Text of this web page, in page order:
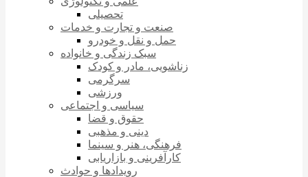
تحصیلی
صنعت و تجارت و خدمات
حمل و نقل و خودرو
سبک زندگی و خانواده
زناشویی، مادر و کودک
سرگرمی
ورزشی
سیاسی و اجتماعی
حقوق و قضا
دینی و مذهبی
فرهنگی، هنر و سینما
کارآفرینی و بازاریابی
رویدادها و حوادث